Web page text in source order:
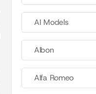
AI Models
Albon
Alfa Romeo